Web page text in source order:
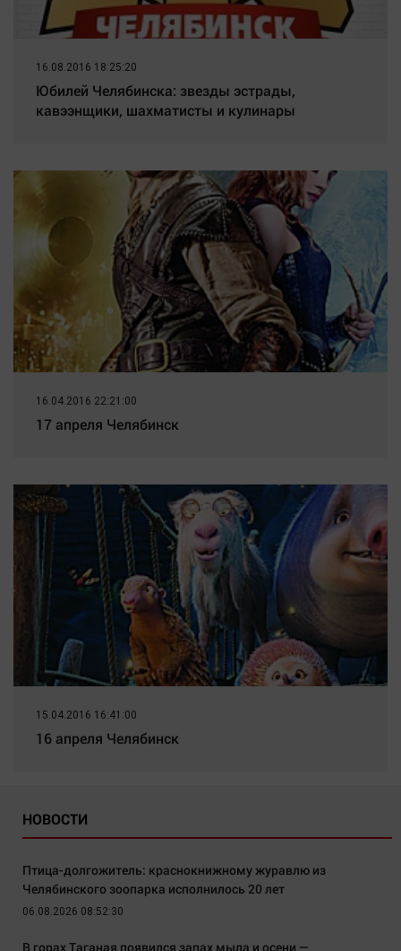
16.08.2016 18:25:20
Юбилей Челябинска: звезды эстрады,
кавээнщики, шахматисты и кулинары
16.04.2016 22:21:00
17 апреля Челябинск
15.04.2016 16:41:00
16 апреля Челябинск
НОВОСТИ
Птица-долгожитель: краснокнижному журавлю из
Челябинского зоопарка исполнилось 20 лет
06.08.2026 08:52:30
В горах Таганая появился запах мыла и осени —